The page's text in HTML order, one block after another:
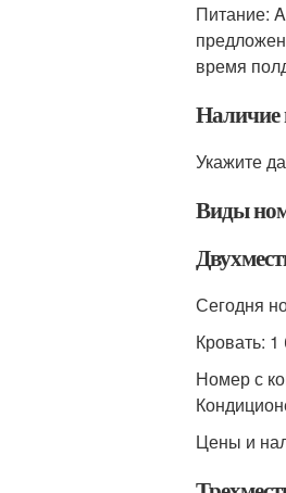
Питание:
время
Наличие
Укажите
Виды
Сегодня
Кровать:
Номер с
Цены и